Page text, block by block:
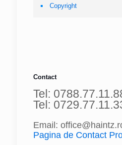
Copyright
Contact
Tel:
Tel:
Email:
Pagina de Contact